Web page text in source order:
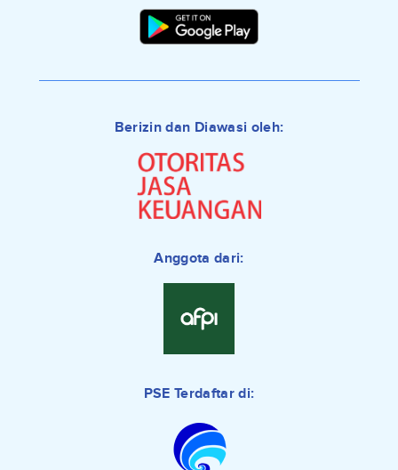
Berizin dan Diawasi oleh:
Anggota dari:
PSE Terdaftar di: